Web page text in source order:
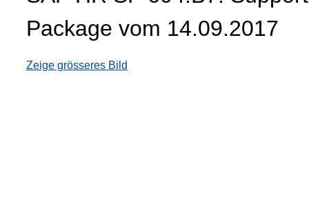
Zeige grösseres Bild
Package vom 14.09.2017